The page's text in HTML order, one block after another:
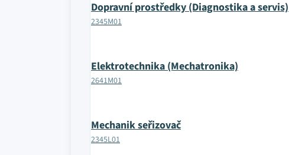
Dopravní prostředky (Diagnostika a servis)
2345M01
Elektrotechnika (Mechatronika)
2641M01
Mechanik seřizovač
2345L01